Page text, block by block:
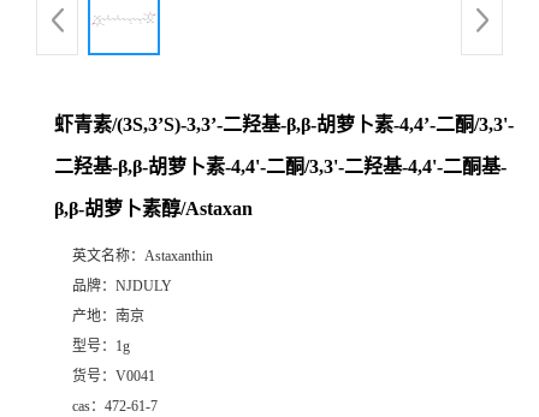
虾青素/(3S,3’S)-3,3’-二羟基-β,β-胡萝卜素-4,4’-二酮/3,3'-
二羟基-β,β-胡萝卜素-4,4'-二酮/3,3'-二羟基-4,4'-二酮基-
β,β-胡萝卜素醇/Astaxan
英文名称： Astaxanthin
品牌： NJDULY
产地： 南京
型号： 1g
货号： V0041
cas： 472-61-7